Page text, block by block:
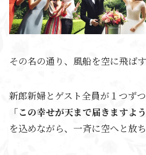
その名の通り、風船を空に飛ばす
新郎新婦とゲスト全員が１つずつ
「この幸せが天まで届きますよう
を込めながら、一斉に空へと放ち